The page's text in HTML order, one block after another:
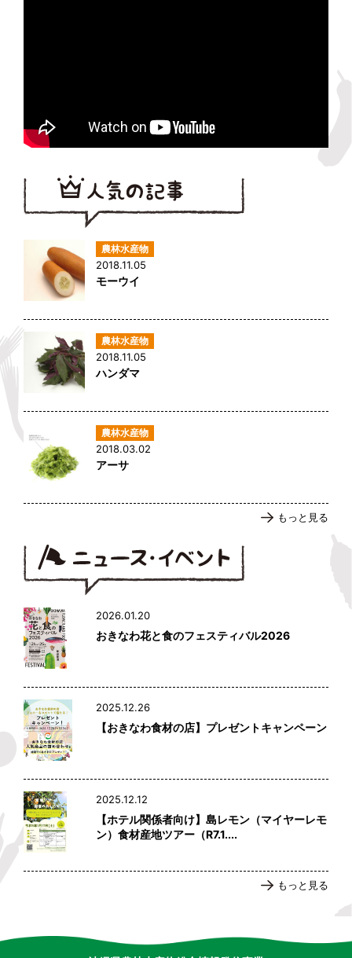
2018.11.05
モーウイ
2018.11.05
ハンダマ
2018.03.02
アーサ
もっと見る
2026.01.20
おきなわ花と食のフェスティバル2026
2025.12.26
【おきなわ食材の店】プレゼントキャンペーン
2025.12.12
【ホテル関係者向け】島レモン（マイヤーレモ
ン）食材産地ツアー（R7.1....
もっと見る